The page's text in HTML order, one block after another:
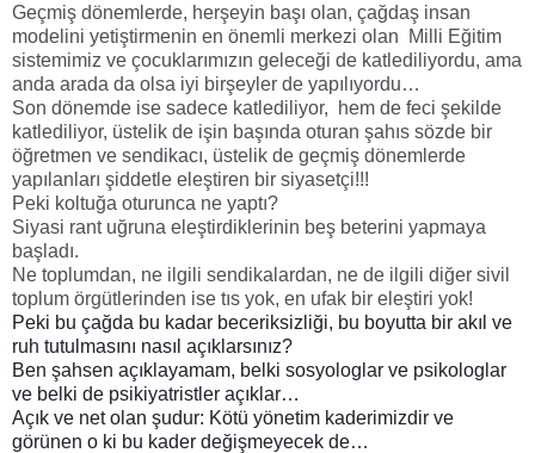
Geçmiş dönemlerde, herşeyin başı olan, çağdaş insan
modelini yetiştirmenin en önemli merkezi olan Milli Eğitim
sistemimiz ve çocuklarımızın geleceği de katlediliyordu, ama
anda arada da olsa iyi birşeyler de yapılıyordu…
Son dönemde ise sadece katlediliyor, hem de feci şekilde
katlediliyor, üstelik de işin başında oturan şahıs sözde bir
öğretmen ve sendikacı, üstelik de geçmiş dönemlerde
yapılanları şiddetle eleştiren bir siyasetçi!!!
Peki koltuğa oturunca ne yaptı?
Siyasi rant uğruna eleştirdiklerinin beş beterini yapmaya
başladı.
Ne toplumdan, ne ilgili sendikalardan, ne de ilgili diğer sivil
toplum örgütlerinden ise tıs yok, en ufak bir eleştiri yok!
Peki bu çağda bu kadar beceriksizliği, bu boyutta bir akıl ve
ruh tutulmasını nasıl açıklarsınız?
Ben şahsen açıklayamam, belki sosyologlar ve psikologlar
ve belki de psikiyatristler açıklar…
Açık ve net olan şudur: Kötü yönetim kaderimizdir ve
görünen o ki bu kader değişmeyecek de…